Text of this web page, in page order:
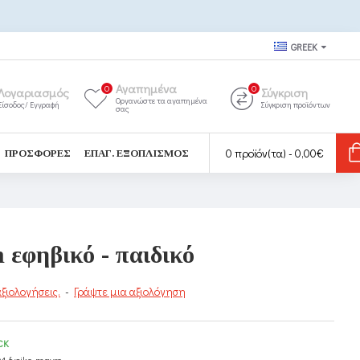
GREEK
Εγγραφή
Αγαπημένα
Οργανώστε τα αγαπημένα
σας
0 Σύγκριση
Σύγκριση προϊόντων
0
ΠΡΟΣΦΟΡΈΣ ΕΠΑΓ. ΕΞΟΠΛΙΣΜΌΣ 0 προϊόν(τα) - 0,00€
- παιδικό
- Γράψτε μια αξιολόγηση